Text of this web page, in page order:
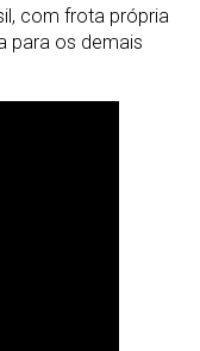
com frota própria
para os demais